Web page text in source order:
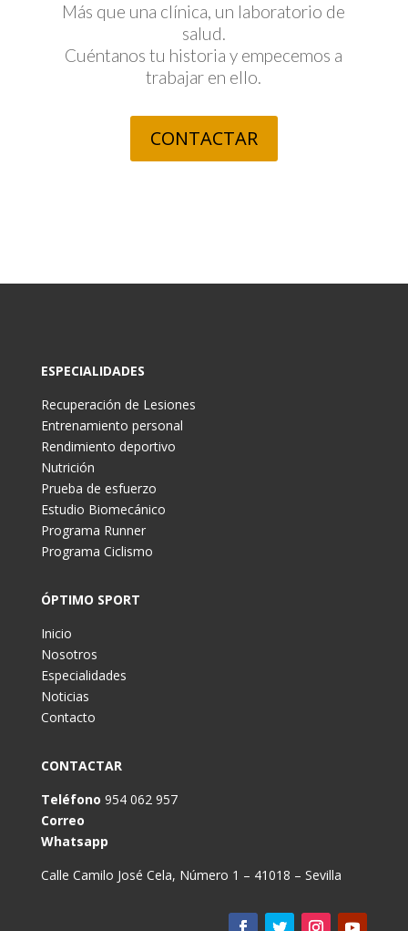
Más que una clínica, un laboratorio de
salud.
Cuéntanos tu historia y empecemos a
trabajar en ello.
CONTACTAR
ESPECIALIDADES
Recuperación de Lesiones
Entrenamiento personal
Rendimiento deportivo
Nutrición
Prueba de esfuerzo
Estudio Biomecánico
Programa Runner
Programa Ciclismo
ÓPTIMO SPORT
Inicio
Nosotros
Especialidades
Noticias
Contacto
CONTACTAR
Teléfono 954 062 957
Correo
Whatsapp
Calle Camilo José Cela, Número 1 – 41018 – Sevilla